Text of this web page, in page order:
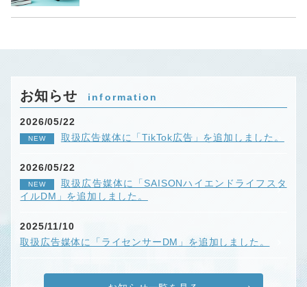
お知らせ information
2026/05/22
NEW 取扱広告媒体に「TikTok広告」を追加しました。
2026/05/22
NEW
取扱広告媒体に「SAISONハイエンドライフスタ
イルDM」を追加しました。
2025/11/10
取扱広告媒体に「ライセンサーDM」を追加しました。